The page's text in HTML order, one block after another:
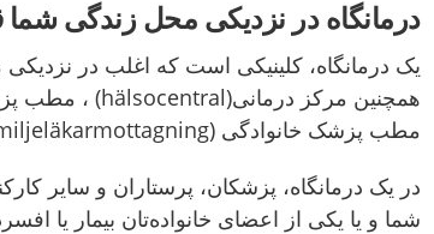
درمانگاه در نزدیکی محل زندگی شما
یک درمانگاه، کلینیکی است که اغلب در
مطب پزشک خانوادگی (familjeläkarmottagning) هم نامیده می‌شود.
در یک درمانگاه، پزشکان، پرستاران و سایر
شما و یا یکی از اعضای خانواده‌تان بیمار یا